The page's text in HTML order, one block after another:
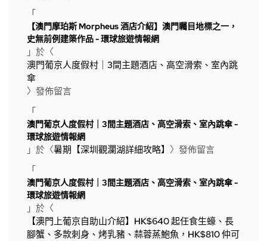
「
【澳門摩珀斯 Morpheus 酒店介紹】澳門矚目地標之一，
史無前例建築作品 - 環球旅遊情報網
」於〈
澳門葡京人度假村｜3間主題酒店、高空滑索、室內跳
傘
〉發佈留言
「
澳門葡京人度假村｜3間主題酒店、高空滑索、室內跳傘 -
環球旅遊情報網
」於〈暑期【深圳觀瀾湖詳細攻略】 〉發佈留言
「
澳門葡京人度假村｜3間主題酒店、高空滑索、室內跳傘 -
環球旅遊情報網
」於〈
【澳門上葡京自助山介紹】HK$640 起任食生蠔、長
腳蟹、多款刺身、烤乳豬、蒜蓉蒸鮑魚，HK$810 仲可